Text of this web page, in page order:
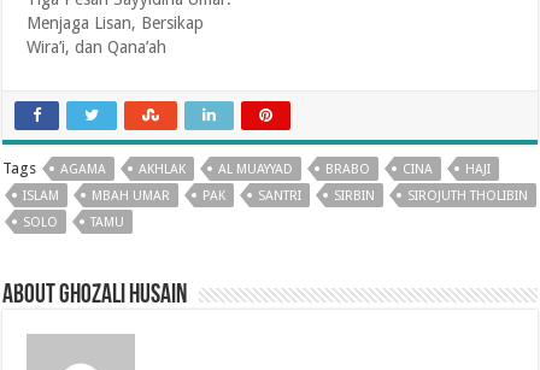
Menjaga Lisan, Bersikap
Wira’i, dan Qana’ah
Tags AGAMA AKHLAK AL MUAYYAD BRABO CINA
HAJI
ISLAM
MBAH UMAR PAK SANTRI SIRBIN
SIROJUTH THOLIBIN
SOLO
TAMU
About Ghozali Husain